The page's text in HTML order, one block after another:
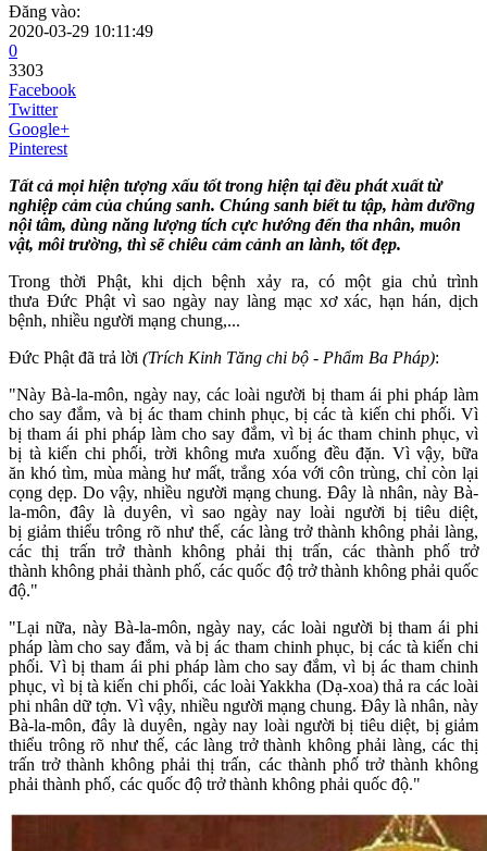
Đăng vào:
2020-03-29 10:11:49
0
3303
Facebook
Twitter
Google+
Pinterest
Tất cả mọi hiện tượng xấu tốt trong hiện tại đều phát xuất từ
nghiệp cảm của chúng sanh. Chúng sanh biết tu tập, hàm dưỡng
nội tâm, dùng năng lượng tích cực hướng đến tha nhân, muôn
vật, môi trường, thì sẽ chiêu cảm cảnh an lành, tốt đẹp.
Trong thời Phật, khi dịch bệnh xảy ra, có một gia chủ trình
thưa Đức Phật vì sao ngày nay làng mạc xơ xác, hạn hán, dịch
bệnh, nhiều người mạng chung,...
Đức Phật đã trả lời (Trích Kinh Tăng chi bộ - Phẩm Ba Pháp):
"Này Bà-la-môn, ngày nay, các loài người bị tham ái phi pháp làm
cho say đắm, và bị ác tham chinh phục, bị các tà kiến chi phối. Vì
bị tham ái phi pháp làm cho say đắm, vì bị ác tham chinh phục, vì
bị tà kiến chi phối, trời không mưa xuống đều đặn. Vì vậy, bữa
ăn khó tìm, mùa màng hư mất, trắng xóa với côn trùng, chỉ còn lại
cọng dẹp. Do vậy, nhiều người mạng chung. Đây là nhân, này Bà-
la-môn, đây là duyên, vì sao ngày nay loài người bị tiêu diệt,
bị giảm thiểu trông rõ như thế, các làng trở thành không phải làng,
các thị trấn trở thành không phải thị trấn, các thành phố trở
thành không phải thành phố, các quốc độ trở thành không phải quốc
độ."
"Lại nữa, này Bà-la-môn, ngày nay, các loài người bị tham ái phi
pháp làm cho say đắm, và bị ác tham chinh phục, bị các tà kiến chi
phối. Vì bị tham ái phi pháp làm cho say đắm, vì bị ác tham chinh
phục, vì bị tà kiến chi phối, các loài Yakkha (Dạ-xoa) thả ra các loài
phi nhân dữ tợn. Vì vậy, nhiều người mạng chung. Đây là nhân, này
Bà-la-môn, đây là duyên, ngày nay loài người bị tiêu diệt, bị giảm
thiểu trông rõ như thế, các làng trở thành không phải làng, các thị
trấn trở thành không phải thị trấn, các thành phố trở thành không
phải thành phố, các quốc độ trở thành không phải quốc độ."